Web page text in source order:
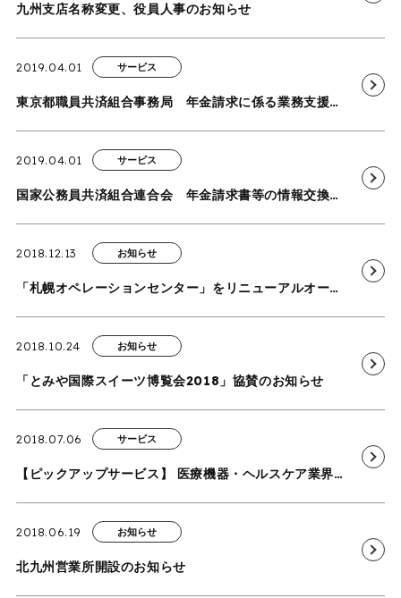
九州支店名称変更、役員人事のお知らせ
2019.04.01 サービス
東京都職員共済組合事務局 年金請求に係る業務支援委託を再受託
2019.04.01 サービス
国家公務員共済組合連合会 年金請求書等の情報交換業務を再受託
2018.12.13 お知らせ
「札幌オペレーションセンター」をリニューアルオープン
2018.10.24 お知らせ
「とみや国際スイーツ博覧会2018」協賛のお知らせ
2018.07.06 サービス
【ピックアップサービス】 医療機器・ヘルスケア業界の企業様向け ～コールセンター・事務業務代行 アウトソーシング～
2018.06.19 お知らせ
北九州営業所開設のお知らせ